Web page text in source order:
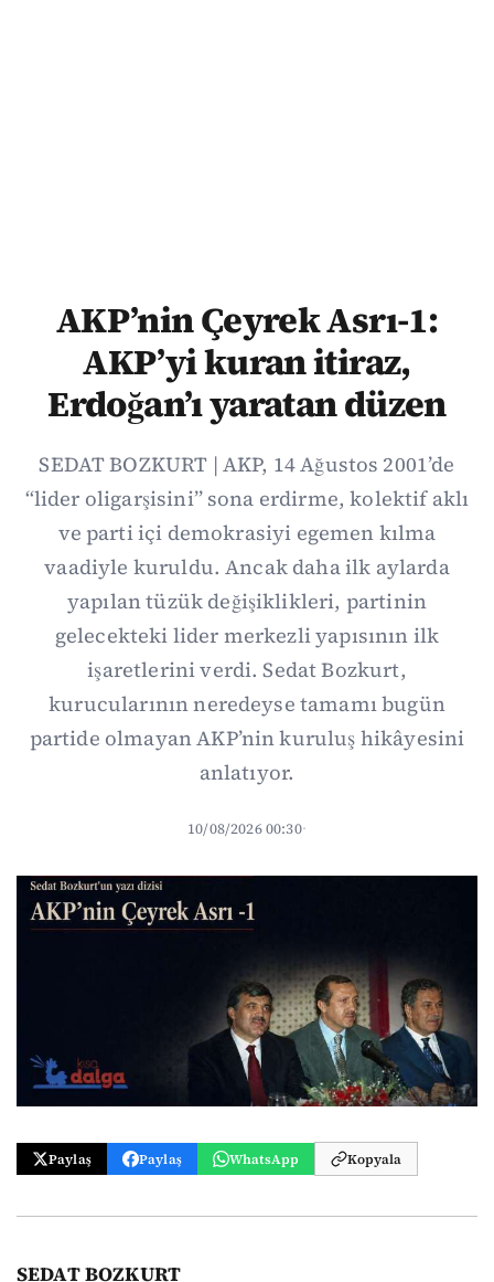
AKP’nin Çeyrek Asrı-1:
AKP’yi kuran itiraz,
Erdoğan’ı yaratan düzen
SEDAT BOZKURT | AKP, 14 Ağustos 2001’de
“lider oligarşisini” sona erdirme, kolektif aklı
ve parti içi demokrasiyi egemen kılma
vaadiyle kuruldu. Ancak daha ilk aylarda
yapılan tüzük değişiklikleri, partinin
gelecekteki lider merkezli yapısının ilk
işaretlerini verdi. Sedat Bozkurt,
kurucularının neredeyse tamamı bugün
partide olmayan AKP’nin kuruluş hikâyesini
anlatıyor.
10/08/2026 00:30·
Paylaş Paylaş WhatsApp Kopyala
SEDAT BOZKURT